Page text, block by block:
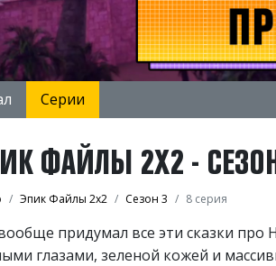
Серии
ФАЙЛЫ 2Х2 -
Эпик Файлы 2х2 Сезон 3 8 серия
придумал все эти сказки
глазами, зеленой кожей и